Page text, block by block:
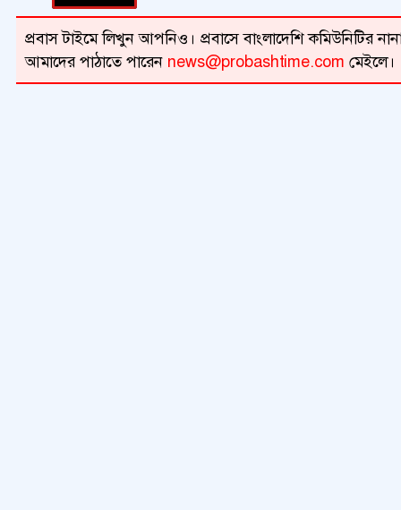
প্রবাস টাইমে লিখুন আপনিও। প্রবাসে বাংলাদেশি কমিউনিটির
আমাদের পাঠাতে পারেন news@probashtime.com মেইলে।